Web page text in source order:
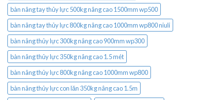
bàn nâng tay thủy lực 500kg nâng cao 1500mm wp500
bàn nâng tay thủy lực 800kg nâng cao 1000mm wp800 niuli
bàn nâng thủy lực 300kg nâng cao 900mm wp300
bàn nâng thủy lực 350kg nâng cao 1.5 mét
bàn nâng thủy lực 800kg nâng cao 1000mm wp800
bàn nâng thủy lực con lăn 350kg nâng cao 1.5m